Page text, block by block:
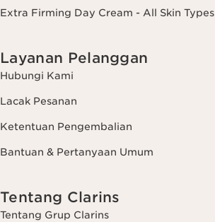
Extra Firming Day Cream - All Skin Types
Layanan Pelanggan
Hubungi Kami
Lacak Pesanan
Ketentuan Pengembalian
Bantuan & Pertanyaan Umum
Tentang Clarins
Tentang Grup Clarins